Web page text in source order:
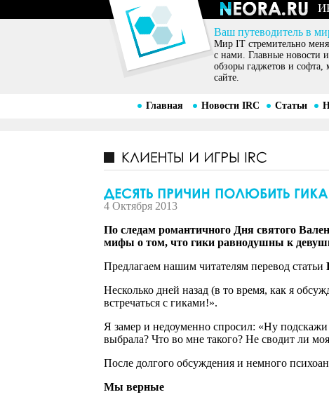
Ваш путеводитель в
Мир IT стремительно
с нами. Главные новости
обзоры гаджетов и
сайте.
Главная Новости IRC Статьи
4 Октября 2013
По следам романтичного Дня святого
мифы о том, что гики равнодушны к
Предлагаем нашим читателям перевод статьи
Несколько дней назад (в то время, как я
встречаться с гиками!».
Я замер и недоуменно спросил: «Ну
выбрала? Что во мне такого? Не сводит ли
После долгого обсуждения и немного
Мы верные